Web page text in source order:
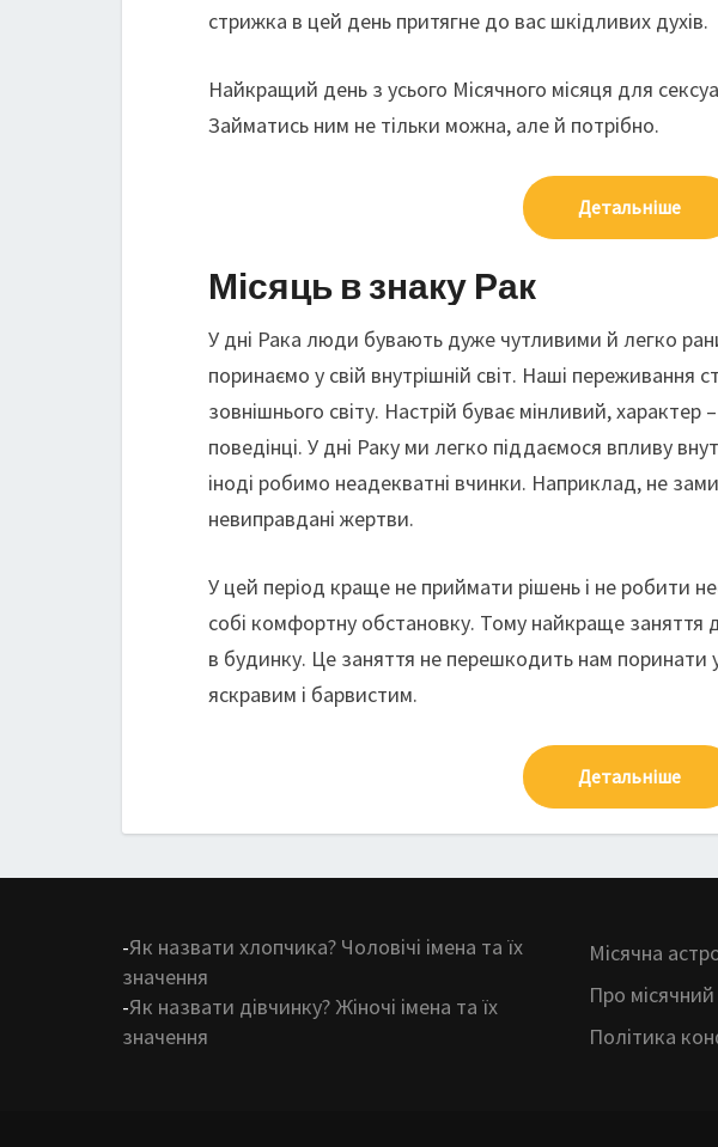
стрижка в цей день притягне до вас шкідливих духів.
Найкращий день з усього Місячного місяця для
Займатись ним не тільки можна, але й потрібно.
Детальніше
Місяць в знаку Рак
У дні Рака люди бувають дуже чутливими й легко
поринаємо у свій внутрішній світ. Наші переживання
зовнішнього світу. Настрій буває мінливий, характер
поведінці. У дні Раку ми легко піддаємося впливу
іноді робимо неадекватні вчинки. Наприклад, не
невиправдані жертви.
У цей період краще не приймати рішень і не робити
собі комфортну обстановку. Тому найкраще заняття
в будинку. Це заняття не перешкодить нам поринати у
яскравим і барвистим.
Детальніше
-Як назвати хлопчика? Чоловічі імена та їх
значення
-Як назвати дівчинку? Жіночі імена та їх
значення
Місячна
Про
Політика